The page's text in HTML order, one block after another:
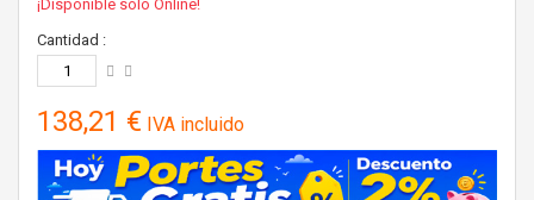
¡Disponible sólo Online!
Cantidad :
138,21 € IVA incluido